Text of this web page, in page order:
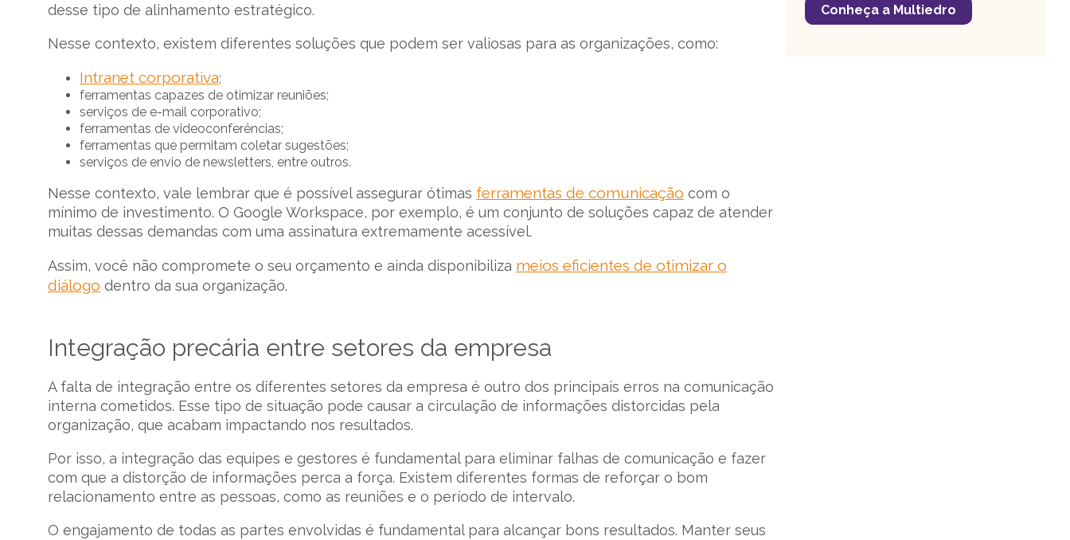
desse tipo de alinhamento estratégico.
Nesse contexto, existem diferentes soluções que podem ser valiosas para as organizações, como:
Intranet corporativa;
ferramentas capazes de otimizar reuniões;
serviços de e-mail corporativo;
ferramentas de videoconferências;
ferramentas que permitam coletar sugestões;
serviços de envio de newsletters, entre outros.
Nesse contexto, vale lembrar que é possível assegurar ótimas ferramentas de comunicação com o
mínimo de investimento. O Google Workspace, por exemplo, é um conjunto de soluções capaz de atender
muitas dessas demandas com uma assinatura extremamente acessível.
Assim, você não compromete o seu orçamento e ainda disponibiliza meios eficientes de otimizar o
diálogo dentro da sua organização.
Integração precária entre setores da empresa
A falta de integração entre os diferentes setores da empresa é outro dos principais erros na comunicação
interna cometidos. Esse tipo de situação pode causar a circulação de informações distorcidas pela
organização, que acabam impactando nos resultados.
Por isso, a integração das equipes e gestores é fundamental para eliminar falhas de comunicação e fazer
com que a distorção de informações perca a força. Existem diferentes formas de reforçar o bom
relacionamento entre as pessoas, como as reuniões e o período de intervalo.
O engajamento de todas as partes envolvidas é fundamental para alcançar bons resultados. Manter seus
Conheça a Multiedro